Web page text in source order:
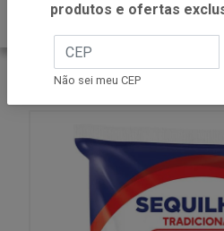
INÍCIO SEQUILHOS TRAD 400G SB
produtos e ofertas
Não sei meu CEP